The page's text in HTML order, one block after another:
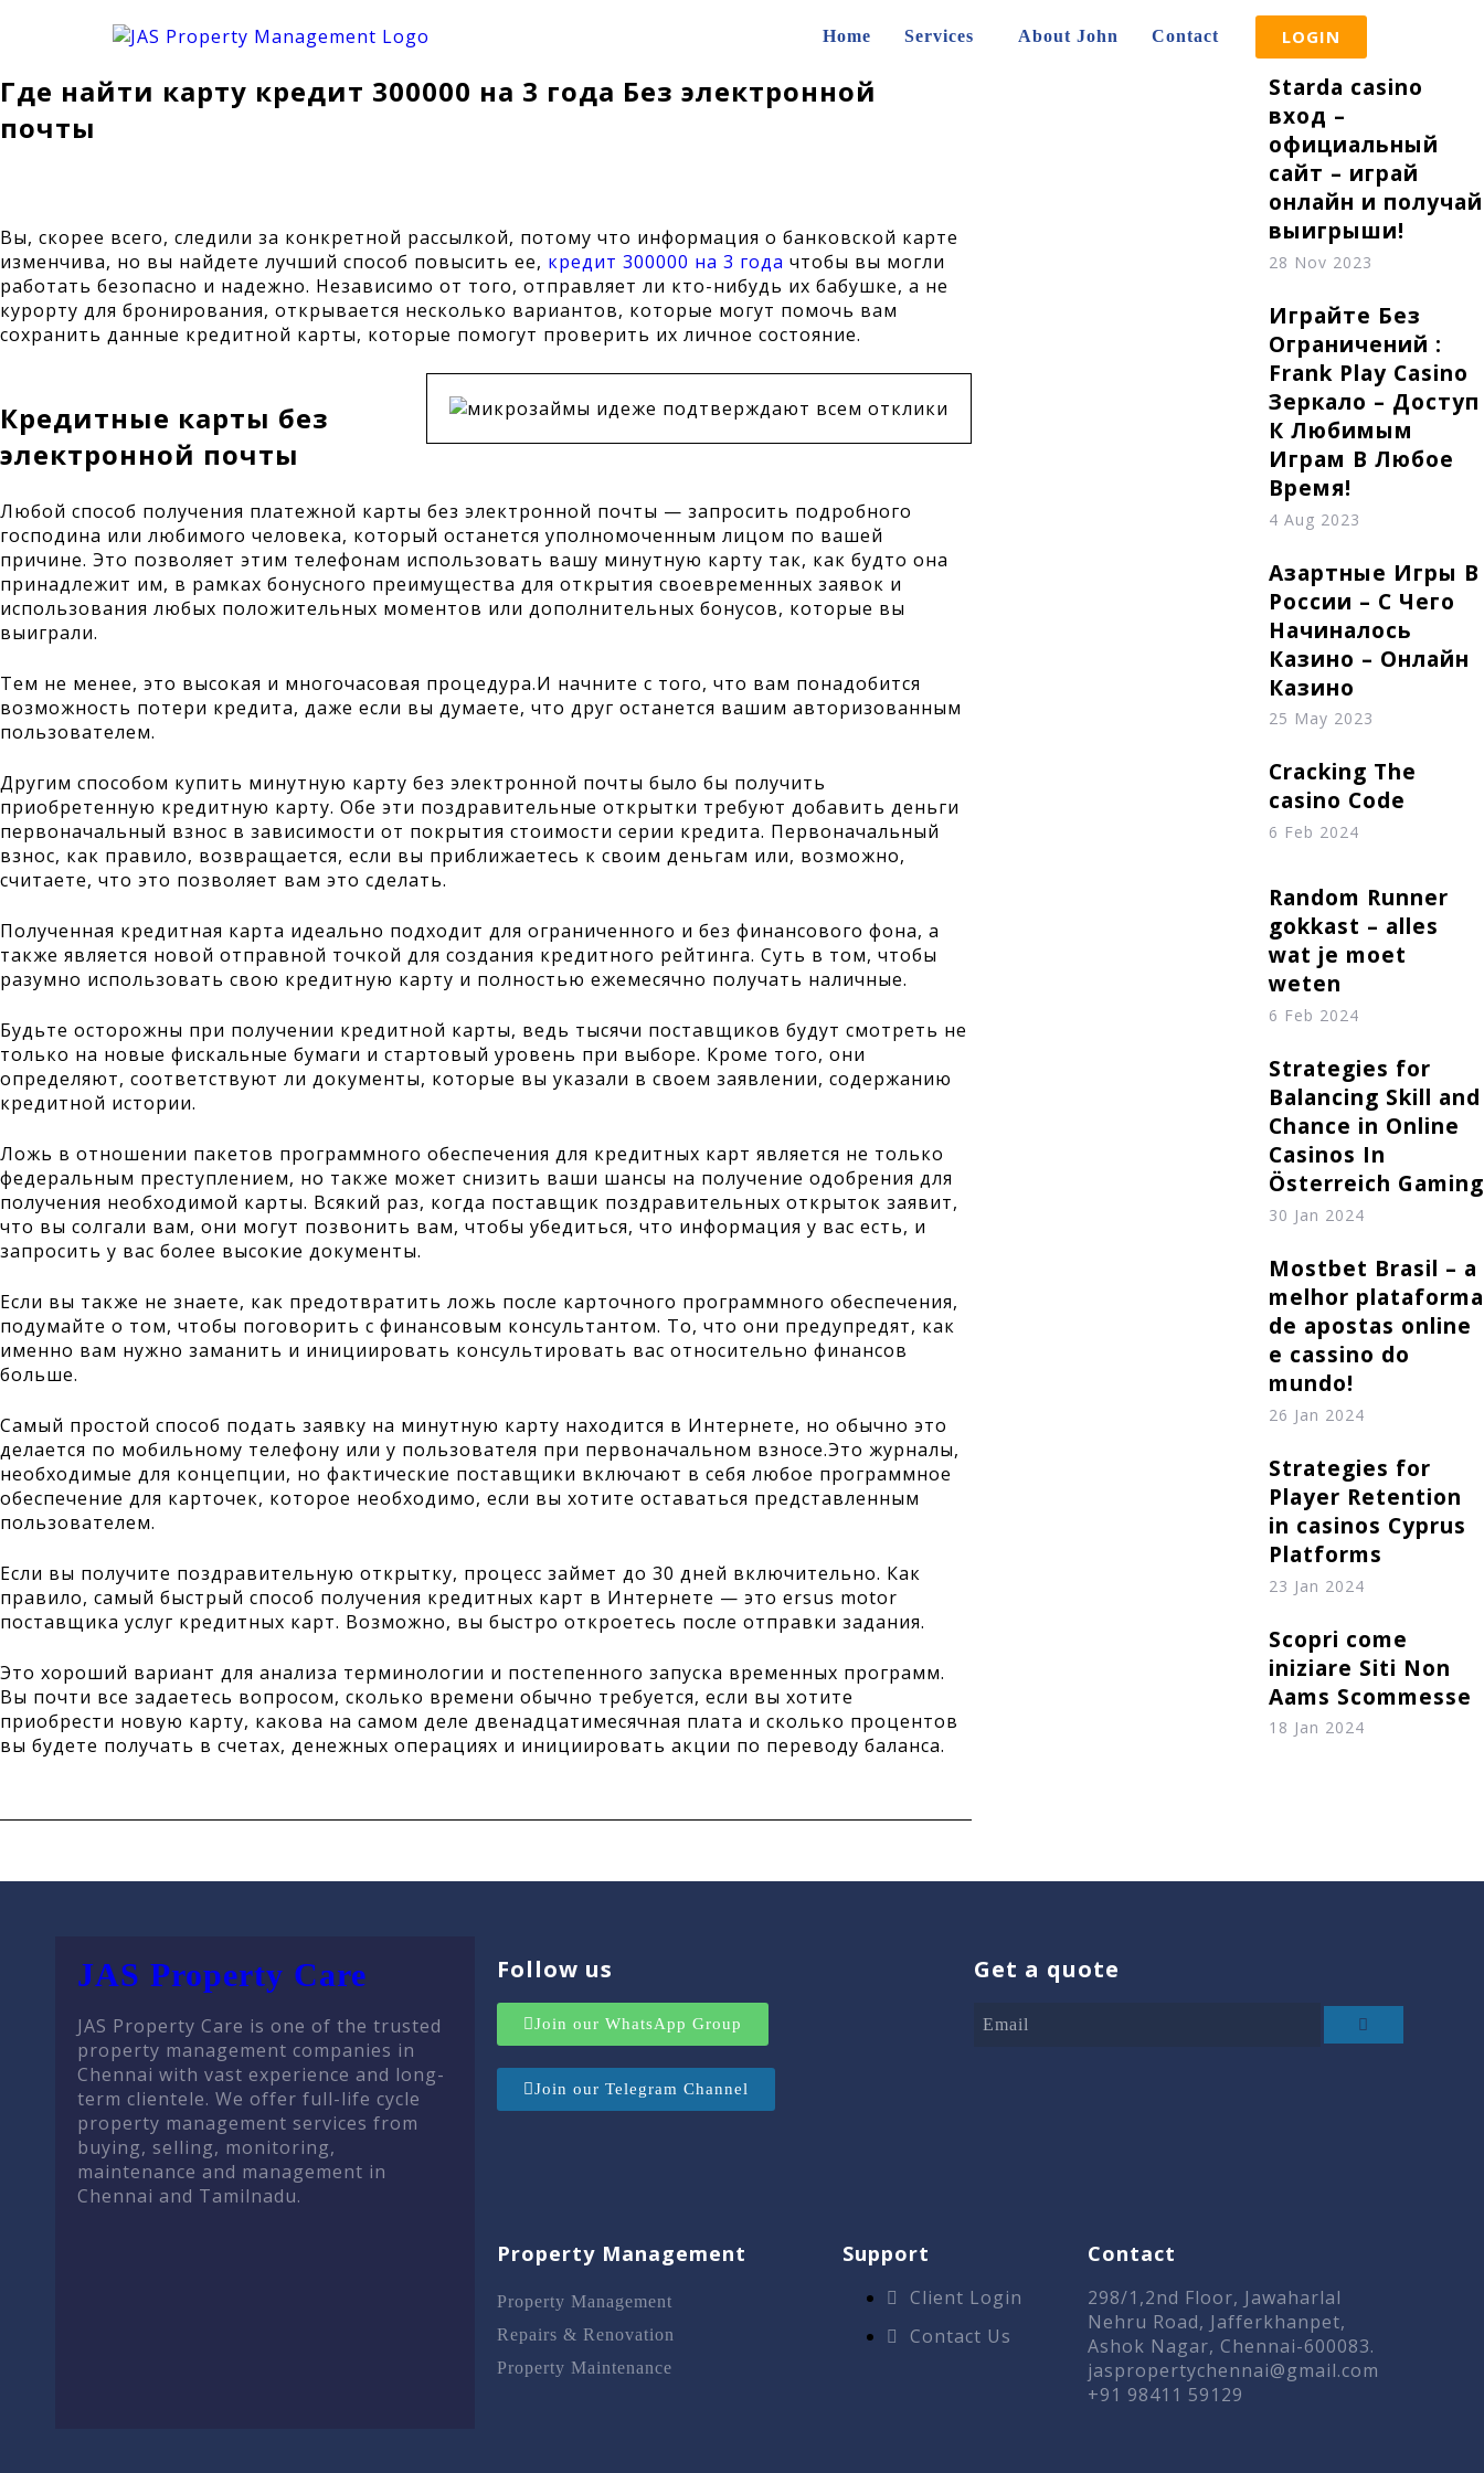
Home Services About John Contact LOGIN
Где найти карту кредит 300000 на 3 года Без электронной
почты
Вы, скорее всего, следили за конкретной рассылкой, потому что информация о банковской карте
изменчива, но вы найдете лучший способ повысить ее, кредит 300000 на 3 года чтобы вы могли
работать безопасно и надежно. Независимо от того, отправляет ли кто-нибудь их бабушке, а не
курорту для бронирования, открывается несколько вариантов, которые могут помочь вам
сохранить данные кредитной карты, которые помогут проверить их личное состояние.
Кредитные карты без
электронной почты
Любой способ получения платежной карты без электронной почты — запросить подробного
господина или любимого человека, который останется уполномоченным лицом по вашей
причине. Это позволяет этим телефонам использовать вашу минутную карту так, как будто она
принадлежит им, в рамках бонусного преимущества для открытия своевременных заявок и
использования любых положительных моментов или дополнительных бонусов, которые вы
выиграли.
Тем не менее, это высокая и многочасовая процедура.И начните с того, что вам понадобится
возможность потери кредита, даже если вы думаете, что друг останется вашим авторизованным
пользователем.
Другим способом купить минутную карту без электронной почты было бы получить
приобретенную кредитную карту. Обе эти поздравительные открытки требуют добавить деньги
первоначальный взнос в зависимости от покрытия стоимости серии кредита. Первоначальный
взнос, как правило, возвращается, если вы приближаетесь к своим деньгам или, возможно,
считаете, что это позволяет вам это сделать.
Полученная кредитная карта идеально подходит для ограниченного и без финансового фона, а
также является новой отправной точкой для создания кредитного рейтинга. Суть в том, чтобы
разумно использовать свою кредитную карту и полностью ежемесячно получать наличные.
Будьте осторожны при получении кредитной карты, ведь тысячи поставщиков будут смотреть не
только на новые фискальные бумаги и стартовый уровень при выборе. Кроме того, они
определяют, соответствуют ли документы, которые вы указали в своем заявлении, содержанию
кредитной истории.
Ложь в отношении пакетов программного обеспечения для кредитных карт является не только
федеральным преступлением, но также может снизить ваши шансы на получение одобрения для
получения необходимой карты. Всякий раз, когда поставщик поздравительных открыток заявит,
что вы солгали вам, они могут позвонить вам, чтобы убедиться, что информация у вас есть, и
запросить у вас более высокие документы.
Если вы также не знаете, как предотвратить ложь после карточного программного обеспечения,
подумайте о том, чтобы поговорить с финансовым консультантом. То, что они предупредят, как
именно вам нужно заманить и инициировать консультировать вас относительно финансов
больше.
Самый простой способ подать заявку на минутную карту находится в Интернете, но обычно это
делается по мобильному телефону или у пользователя при первоначальном взносе.Это журналы,
необходимые для концепции, но фактические поставщики включают в себя любое программное
обеспечение для карточек, которое необходимо, если вы хотите оставаться представленным
пользователем.
Если вы получите поздравительную открытку, процесс займет до 30 дней включительно. Как
правило, самый быстрый способ получения кредитных карт в Интернете — это ersus motor
поставщика услуг кредитных карт. Возможно, вы быстро откроетесь после отправки задания.
Это хороший вариант для анализа терминологии и постепенного запуска временных программ.
Вы почти все задаетесь вопросом, сколько времени обычно требуется, если вы хотите
приобрести новую карту, какова на самом деле двенадцатимесячная плата и сколько процентов
вы будете получать в счетах, денежных операциях и инициировать акции по переводу баланса.
Starda casino
вход –
официальный
сайт – играй
онлайн и получай
выигрыши!
28 Nov 2023
Играйте Без
Ограничений :
Frank Play Casino
Зеркало – Доступ
К Любимым
Играм В Любое
Время!
4 Aug 2023
Азартные Игры В
России – С Чего
Начиналось
Казино – Онлайн
Казино
25 May 2023
Cracking The
casino Code
6 Feb 2024
Random Runner
gokkast – alles
wat je moet
weten
6 Feb 2024
Strategies for
Balancing Skill and
Chance in Online
Casinos In
Österreich Gaming
30 Jan 2024
Mostbet Brasil – a
melhor plataforma
de apostas online
e cassino do
mundo!
26 Jan 2024
Strategies for
Player Retention
in casinos Cyprus
Platforms
23 Jan 2024
Scopri come
iniziare Siti Non
Aams Scommesse
18 Jan 2024
JAS Property Care
JAS Property Care is one of the trusted
property management companies in
Chennai with vast experience and long-
term clientele. We offer full-life cycle
property management services from
buying, selling, monitoring,
maintenance and management in
Chennai and Tamilnadu.
Follow us
Join our WhatsApp Group
Join our Telegram Channel
Get a quote
Property Management
Property Management
Repairs & Renovation
Property Maintenance
Support
Client Login
Contact Us
Contact
298/1,2nd Floor, Jawaharlal
Nehru Road, Jafferkhanpet,
Ashok Nagar, Chennai-600083.
jaspropertychennai@gmail.com
+91 98411 59129